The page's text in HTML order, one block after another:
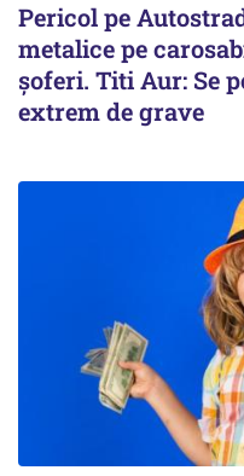
Pericol pe
metalice pe
șoferi. Titi Aur: Se
extrem de grave